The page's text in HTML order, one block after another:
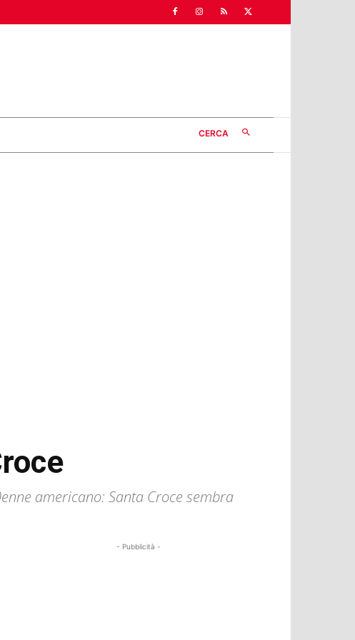
CERCA
americano: Santa Croce sembra
- Pubblicità -